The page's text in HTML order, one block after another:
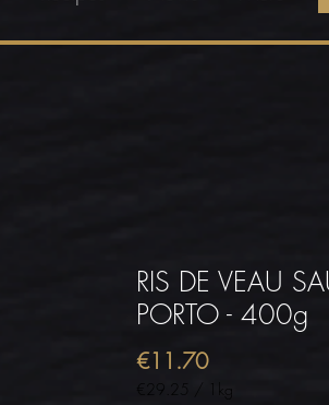
RIS DE VEAU
PORTO - 400g
€11.70Price
€29.25 /
1kg